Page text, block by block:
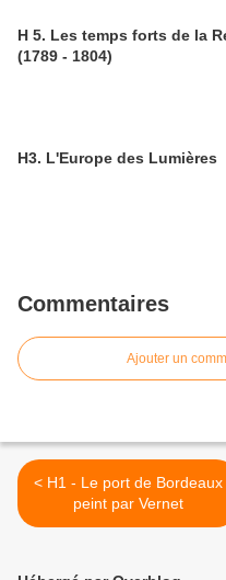
H 5. Les temps forts de la
(1789 - 1804)
H3. L'Europe des Lumières
Commentaires
Ajouter un
< H1 - Le port de Bordeaux
peint par Vernet